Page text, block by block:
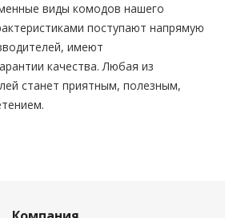
виды комодов нашего
поступают напрямую
имеют
качества. Любая из
станет приятным, полезным,